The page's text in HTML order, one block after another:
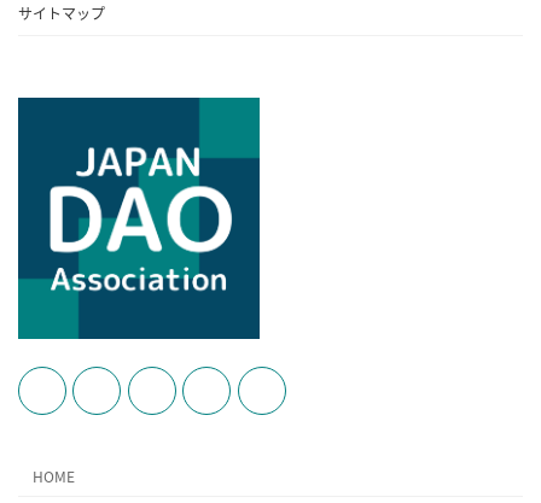
サイトマップ
HOME